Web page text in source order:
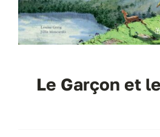
Le Garçon et